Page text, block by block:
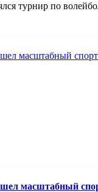
турнир по
масштабный